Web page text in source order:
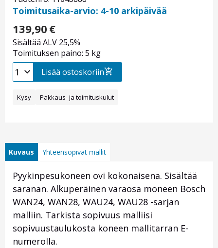
Toimitusaika-arvio: 4-10 arkipäivää
139,90 €
Sisältää ALV 25,5%
Toimituksen paino: 5 kg
Lisää ostoskoriin
Kysy Pakkaus- ja toimituskulut
Kuvaus Yhteensopivat mallit
Pyykinpesukoneen ovi kokonaisena. Sisältää
saranan. Alkuperäinen varaosa moneen Bosch
WAN24, WAN28, WAU24, WAU28 -sarjan
malliin. Tarkista sopivuus malliisi
sopivuustaulukosta koneen mallitarran E-
numerolla.